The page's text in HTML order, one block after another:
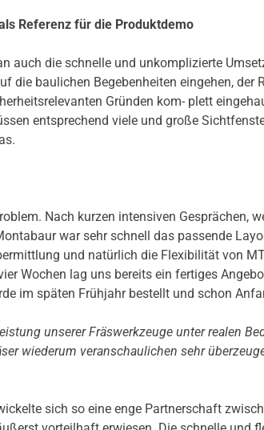
Referenz für die Produktdemo
auch die schnelle und unkomplizierte
die baulichen Begebenheiten eingehen, der
Gründen kom- plett
entsprechend viele und große
Nach kurzen intensiven Gesprächen,
war sehr schnell das passende
und natürlich die Flexibilität von
Wochen lag uns bereits ein fertiges
im späten Frühjahr bestellt und schon
unserer Fräswerkzeuge unter realen
wiederum veranschaulichen sehr
sich so eine enge Partnerschaft